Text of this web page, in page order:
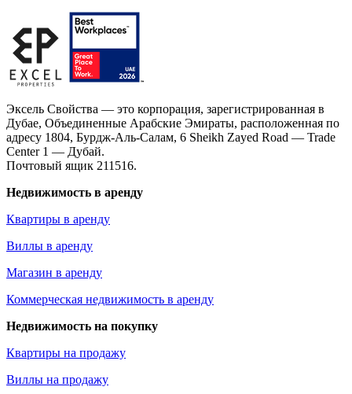
Эксель Свойства — это корпорация, зарегистрированная в
Дубае, Объединенные Арабские Эмираты, расположенная по
адресу 1804, Бурдж-Аль-Салам, 6 Sheikh Zayed Road — Trade
Center 1 — Дубай.
Почтовый ящик 211516.
Недвижимость в аренду
Квартиры в аренду
Виллы в аренду
Магазин в аренду
Коммерческая недвижимость в аренду
Недвижимость на покупку
Квартиры на продажу
Виллы на продажу